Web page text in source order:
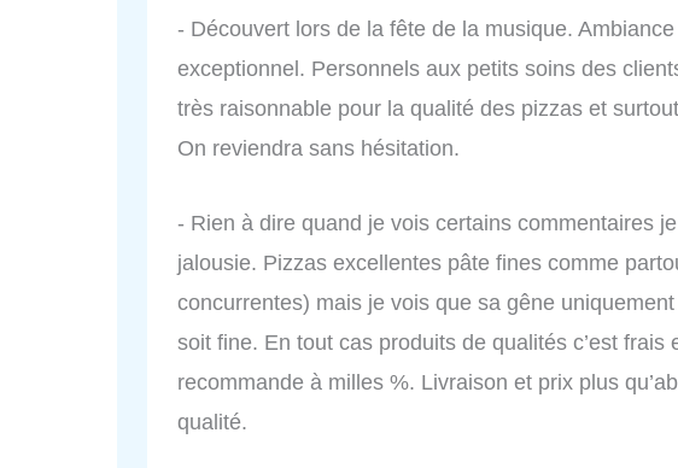
- Découvert lors de la fête de la musique.
exceptionnel. Personnels aux petits soins des
très raisonnable pour la qualité des pizzas et
On reviendra sans hésitation.
- Rien à dire quand je vois certains commentaires
jalousie. Pizzas excellentes pâte fines comme
concurrentes) mais je vois que sa gêne uniquement
soit fine. En tout cas produits de qualités c’est frais
recommande à milles %. Livraison et prix plus
qualité.